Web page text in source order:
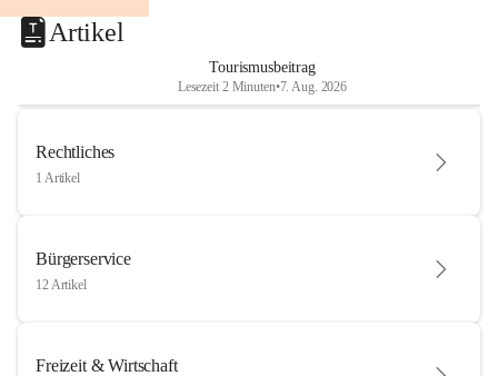
Artikel
Tourismusbeitrag
Lesezeit 2 Minuten•7. Aug. 2026
Rechtliches
1 Artikel
Bürgerservice
12 Artikel
Freizeit & Wirtschaft